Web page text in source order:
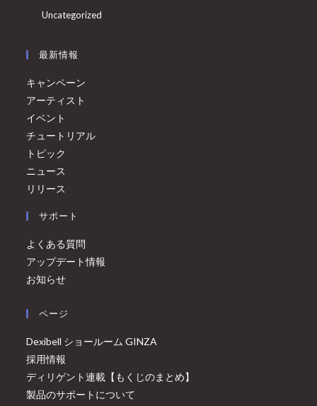
Uncategorized
最新情報
キャンペーン
アーティスト
イベント
チュートリアル
トピック
ニュース
リリース
サポート
よくある質問
アップデート情報
お知らせ
ページ
Dexibell ショールーム GINZA
採用情報
ディリゲント連載【もくじのまとめ】
製品のサポートについて